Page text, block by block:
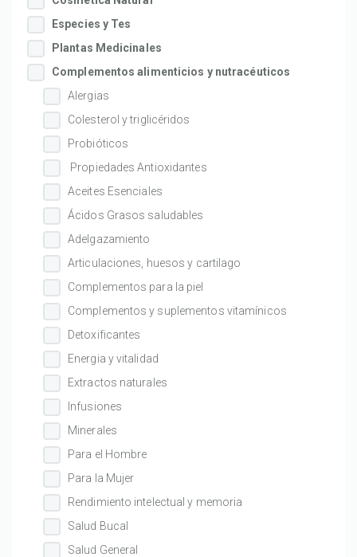
Especies y Tes
Plantas Medicinales
Complementos alimenticios y nutracéuticos
Alergias
Colesterol y triglicéridos
Probióticos
Propiedades Antioxidantes
Aceites Esenciales
Ácidos Grasos saludables
Adelgazamiento
Articulaciones, huesos y cartilago
Complementos para la piel
Complementos y suplementos vitamínicos
Detoxificantes
Energia y vitalidad
Extractos naturales
Infusiones
Minerales
Para el Hombre
Para la Mujer
Rendimiento intelectual y memoria
Salud Bucal
Salud General